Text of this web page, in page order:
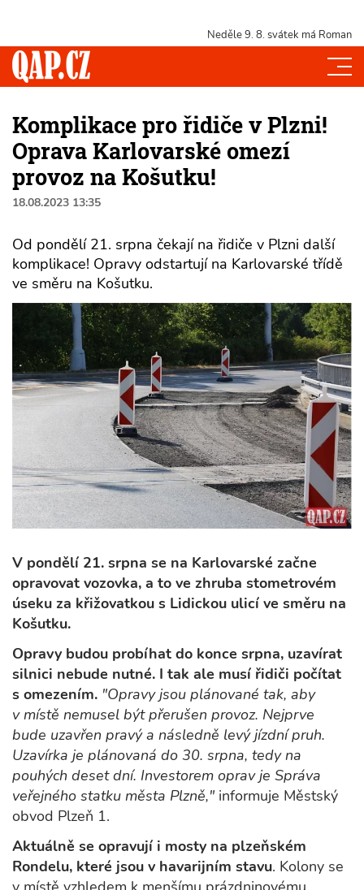
Neděle 9. 8. svátek má Roman
Komplikace pro řidiče v Plzni!
Oprava Karlovarské omezí
provoz na Košutku!
18.08.2023 13:35
Od pondělí 21. srpna čekají na řidiče v Plzni další
komplikace! Opravy odstartují na Karlovarské třídě
ve směru na Košutku.
V pondělí 21. srpna se na Karlovarské začne
opravovat vozovka, a to ve zhruba stometrovém
úseku za křižovatkou s Lidickou ulicí ve směru na
Košutku.
Opravy budou probíhat do konce srpna, uzavírat
silnici nebude nutné. I tak ale musí řidiči počítat
s omezením. "Opravy jsou plánované tak, aby
v místě nemusel být přerušen provoz. Nejprve
bude uzavřen pravý a následně levý jízdní pruh.
Uzavírka je plánovaná do 30. srpna, tedy na
pouhých deset dní. Investorem oprav je Správa
veřejného statku města Plzně," informuje Městský
obvod Plzeň 1.
Aktuálně se opravují i mosty na plzeňském
Rondelu, které jsou v havarijním stavu. Kolony se